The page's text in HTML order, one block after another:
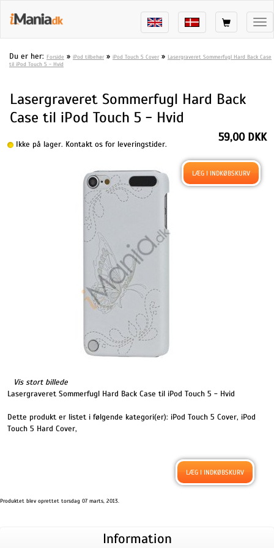
Du er her: Forside » iPod tilbehør » iPod Touch 5 Cover » Lasergraveret Sommerfugl Hard Back Case
til iPod Touch 5 - Hvid
Lasergraveret Sommerfugl Hard Back
Case til iPod Touch 5 - Hvid
Ikke på lager. Kontakt os for leveringstider.
Vis stort billede
59,00 DKK
Lasergraveret Sommerfugl Hard Back Case til iPod Touch 5 - Hvid
Dette produkt er listet i følgende kategori(er): iPod Touch 5 Cover, iPod
Touch 5 Hard Cover,
Produktet blev oprettet torsdag 07 marts, 2013.
Information